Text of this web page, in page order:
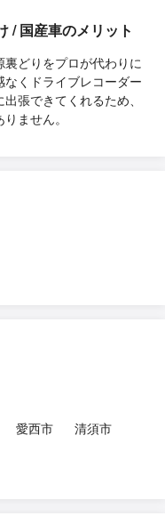
/ 国産車のメリット
どりをプロが代わりに
くドライブレコーダー
張できてくれるため、
ません。
愛西市
清須市